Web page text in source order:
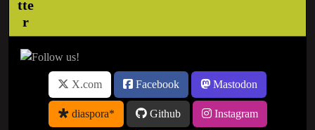
X.com Facebook Mastodon
diaspora* Github Instagram